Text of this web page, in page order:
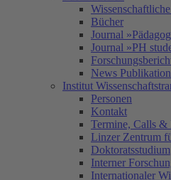
Bücher
Journal
Journal »PH
News
Institut
Personen
Kontakt
Termine, Calls &
Linzer Zentrum
Doktoratsstudium
Interner
Internationaler